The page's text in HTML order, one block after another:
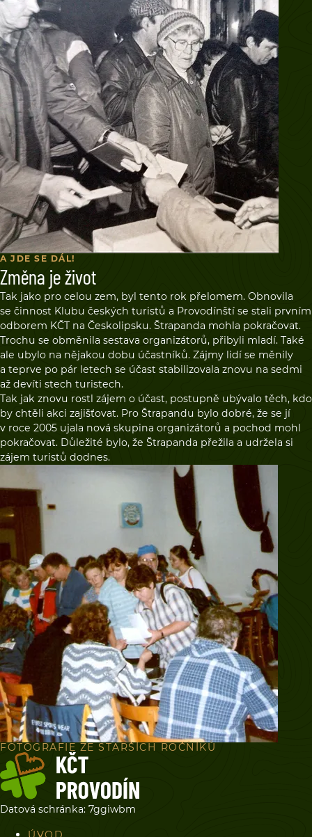
A JDE SE DÁL!
Změna je život
Tak jako pro celou zem, byl tento rok přelomem. Obnovila
se činnost Klubu českých turistů a Provodínští se stali prvním
odborem KČT na Českolipsku. Štrapanda mohla pokračovat.
Trochu se obměnila sestava organizátorů, přibyli mladí. Také
ale ubylo na nějakou dobu účastníků. Zájmy lidí se měnily
a teprve po pár letech se účast stabilizovala znovu na sedmi
až devíti stech turistech.
Tak jak znovu rostl zájem o účast, postupně ubývalo těch, kdo
by chtěli akci zajišťovat. Pro Štrapandu bylo dobré, že se jí
v roce 2005 ujala nová skupina organizátorů a pochod mohl
pokračovat. Důležité bylo, že Štrapanda přežila a udržela si
zájem turistů dodnes.
FOTOGRAFIE ZE STARŠÍCH ROČNÍKŮ
Datová schránka: 7ggiwbm